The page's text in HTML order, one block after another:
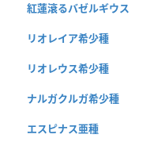
紅蓮滾るバゼルギウス
リオレイア希少種
リオレウス希少種
ナルガクルガ希少種
エスピナス亜種